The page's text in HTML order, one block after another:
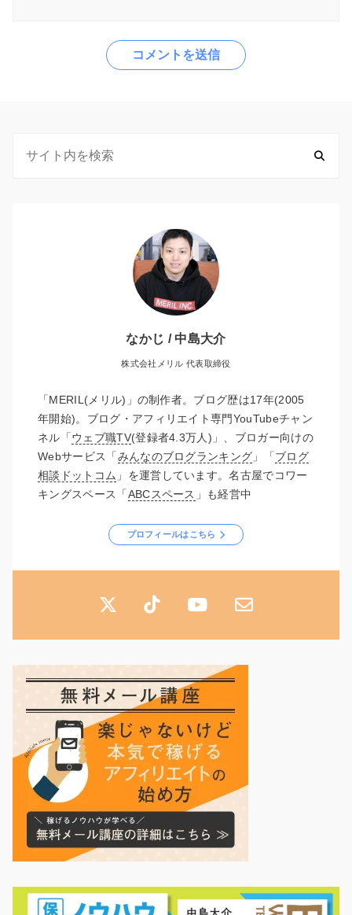
なかじ / 中島大介
株式会社メリル 代表取締役
「MERIL(メリル)」の制作者。ブログ歴は17年(2005
年開始)。ブログ・アフィリエイト専門YouTubeチャン
ネル「ウェブ職TV(登録者4.3万人)」、ブロガー向けの
Webサービス「みんなのブログランキング 」「ブログ
相談ドットコム 」を運営しています。名古屋でコワー
キングスペース「ABCスペース 」も経営中
プロフィールはこちら